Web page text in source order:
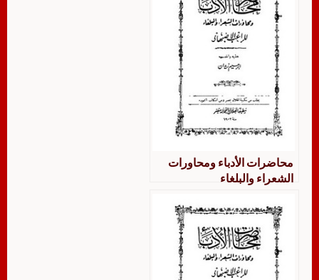
محاضرات الأدباء ومحاورات
الشعراء والبلغاء